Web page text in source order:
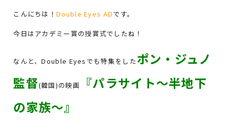
こんにちは！Double Eyes ADです。
今日はアカデミー賞の授賞式でしたね！
なんと、Double Eyesでも特集をしたポン・ジュノ
監督(韓国)の映画
『パラサイト～半地下
の家族～』